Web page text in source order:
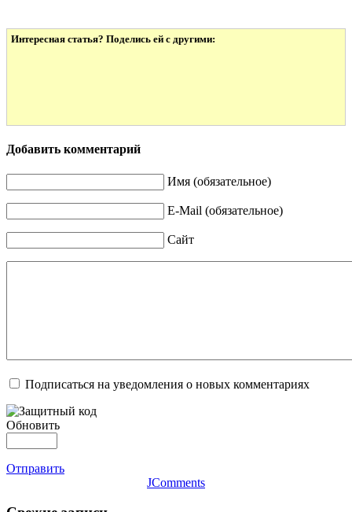
Интересная статья? Поделись ей с другими:
Добавить комментарий
Имя (обязательное)
E-Mail (обязательное)
Сайт
Подписаться на уведомления о новых комментариях
Обновить
Отправить
JComments